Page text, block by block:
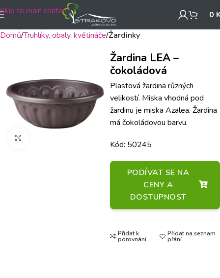
Skip to main content 0
Domů Truhlíky, obaly, květináče Žardinky
Žardina LEA –
čokoládová
Plastová žardina různých
velikostí. Miska vhodná pod
žardinu je miska Azalea. Žardina
má čokoládovou barvu.
Kód: 50245
PODÍVAT SE NA
CENY A
DOSTUPNOST
Přidat k
porovnání
Přidat na seznam
přání